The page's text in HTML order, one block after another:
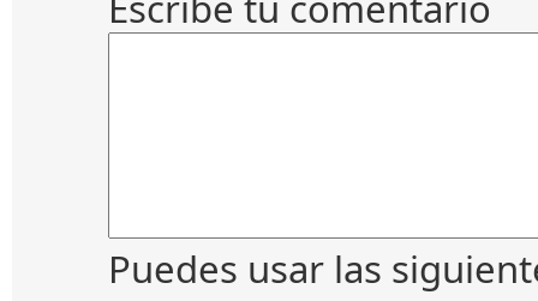
Puedes usar las